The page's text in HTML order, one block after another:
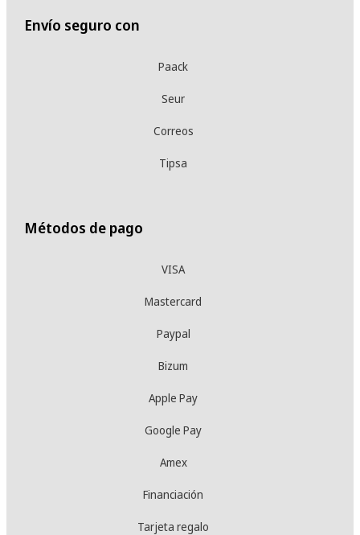
Envío seguro con
Paack
Seur
Correos
Tipsa
Métodos de pago
VISA
Mastercard
Paypal
Bizum
Apple Pay
Google Pay
Amex
Financiación
Tarjeta regalo